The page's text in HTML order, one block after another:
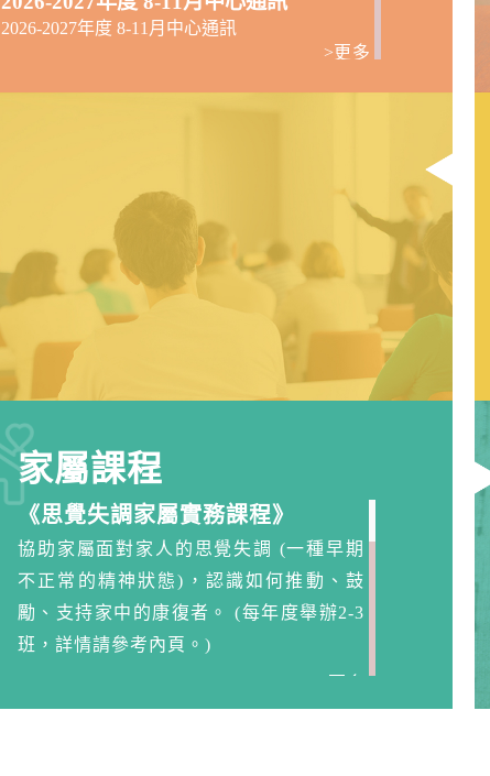
2026-2027年度 8-11月中心通訊
>更多
>更多
2026-2027年度 4-7月中心通訊
2026-2027年度 4-7月中心通訊
2025-2026年度 12-3 月中心通訊
2025-2026年度 12-3 月中心通訊
>更多
家屬課程
《思覺失調家屬實務課程》
協助家屬面對家人的思覺失調 (一種早期
不正常的精神狀態)，認識如何推動、鼓
勵、支持家中的康復者。 (每年度舉辦2-3
班，詳情請參考內頁。)